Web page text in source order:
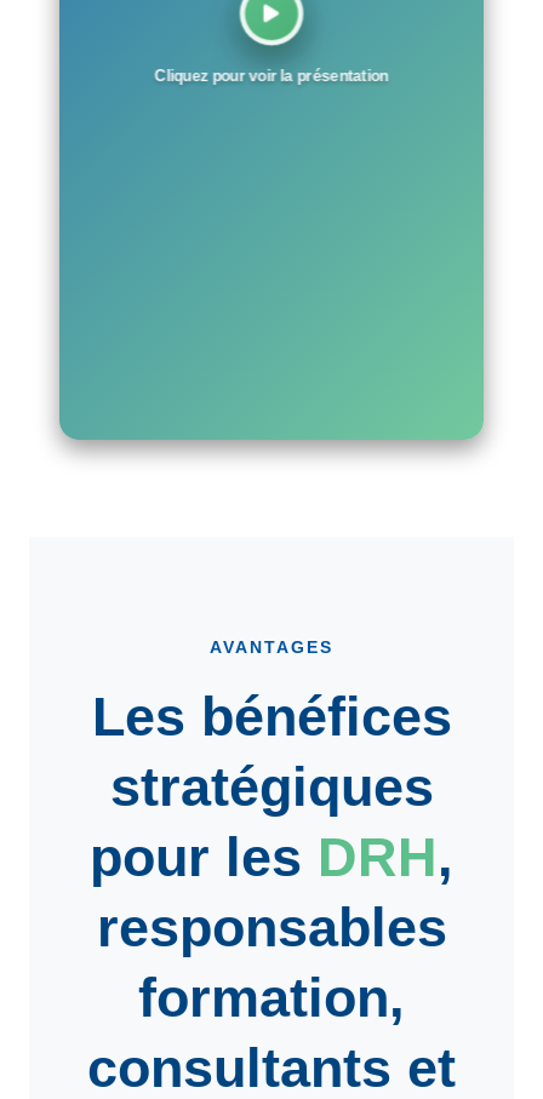
Cliquez pour voir la présentation
AVANTAGES
Les bénéfices
stratégiques
pour les DRH,
responsables
formation,
consultants et